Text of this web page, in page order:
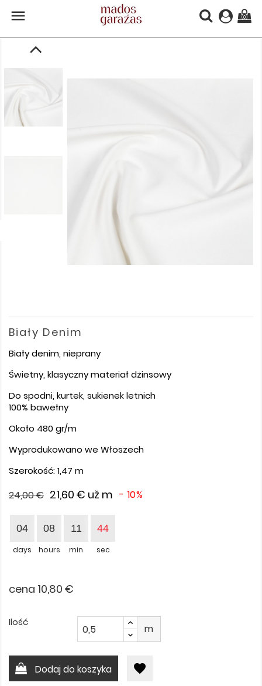
 (0)
Biały Denim
Biały denim, nieprany
Świetny, klasyczny materiał dżinsowy
Do spodni, kurtek, sukienek letnich
100% bawełny
Około 480 gr/m
Wyprodukowano we Włoszech
Szerokość: 1,47 m
21,60 € už m - 10%
24,00 €
04
days
08
hours
11
min
43
sec
cena 10,80 €
Ilość
m
Dodaj do koszyka favorite